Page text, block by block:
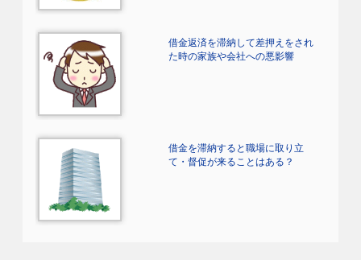
借金返済を滞納して差押えをされ
た時の家族や会社への悪影響
借金を滞納すると職場に取り立
て・督促が来ることはある？